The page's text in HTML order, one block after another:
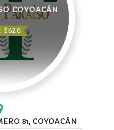
COYOACÁN
$620
81, COYOACÁN